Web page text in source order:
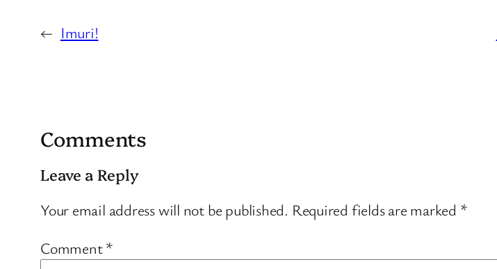
← Imuri!
Comments
Leave a Reply
Your email address will not be published. Required fields are marked *
Comment*